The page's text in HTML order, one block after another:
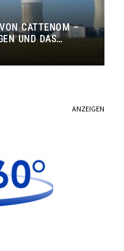
CATTENOM –
UND DAS
ANZEIGEN